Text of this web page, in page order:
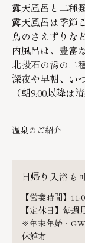
露天風呂と二種
露天風呂は季節
鳥のさえずりな
内風呂は、豊富
北投石の湯の二
深夜や早朝、い
（朝9:00以降は
温泉のご紹介
日帰り入浴も
【営業時間】
【定休日】毎週
※年末年始・
休館有